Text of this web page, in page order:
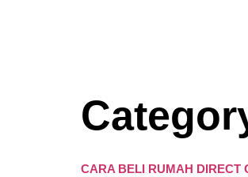
CARA BELI RUMAH DIRECT